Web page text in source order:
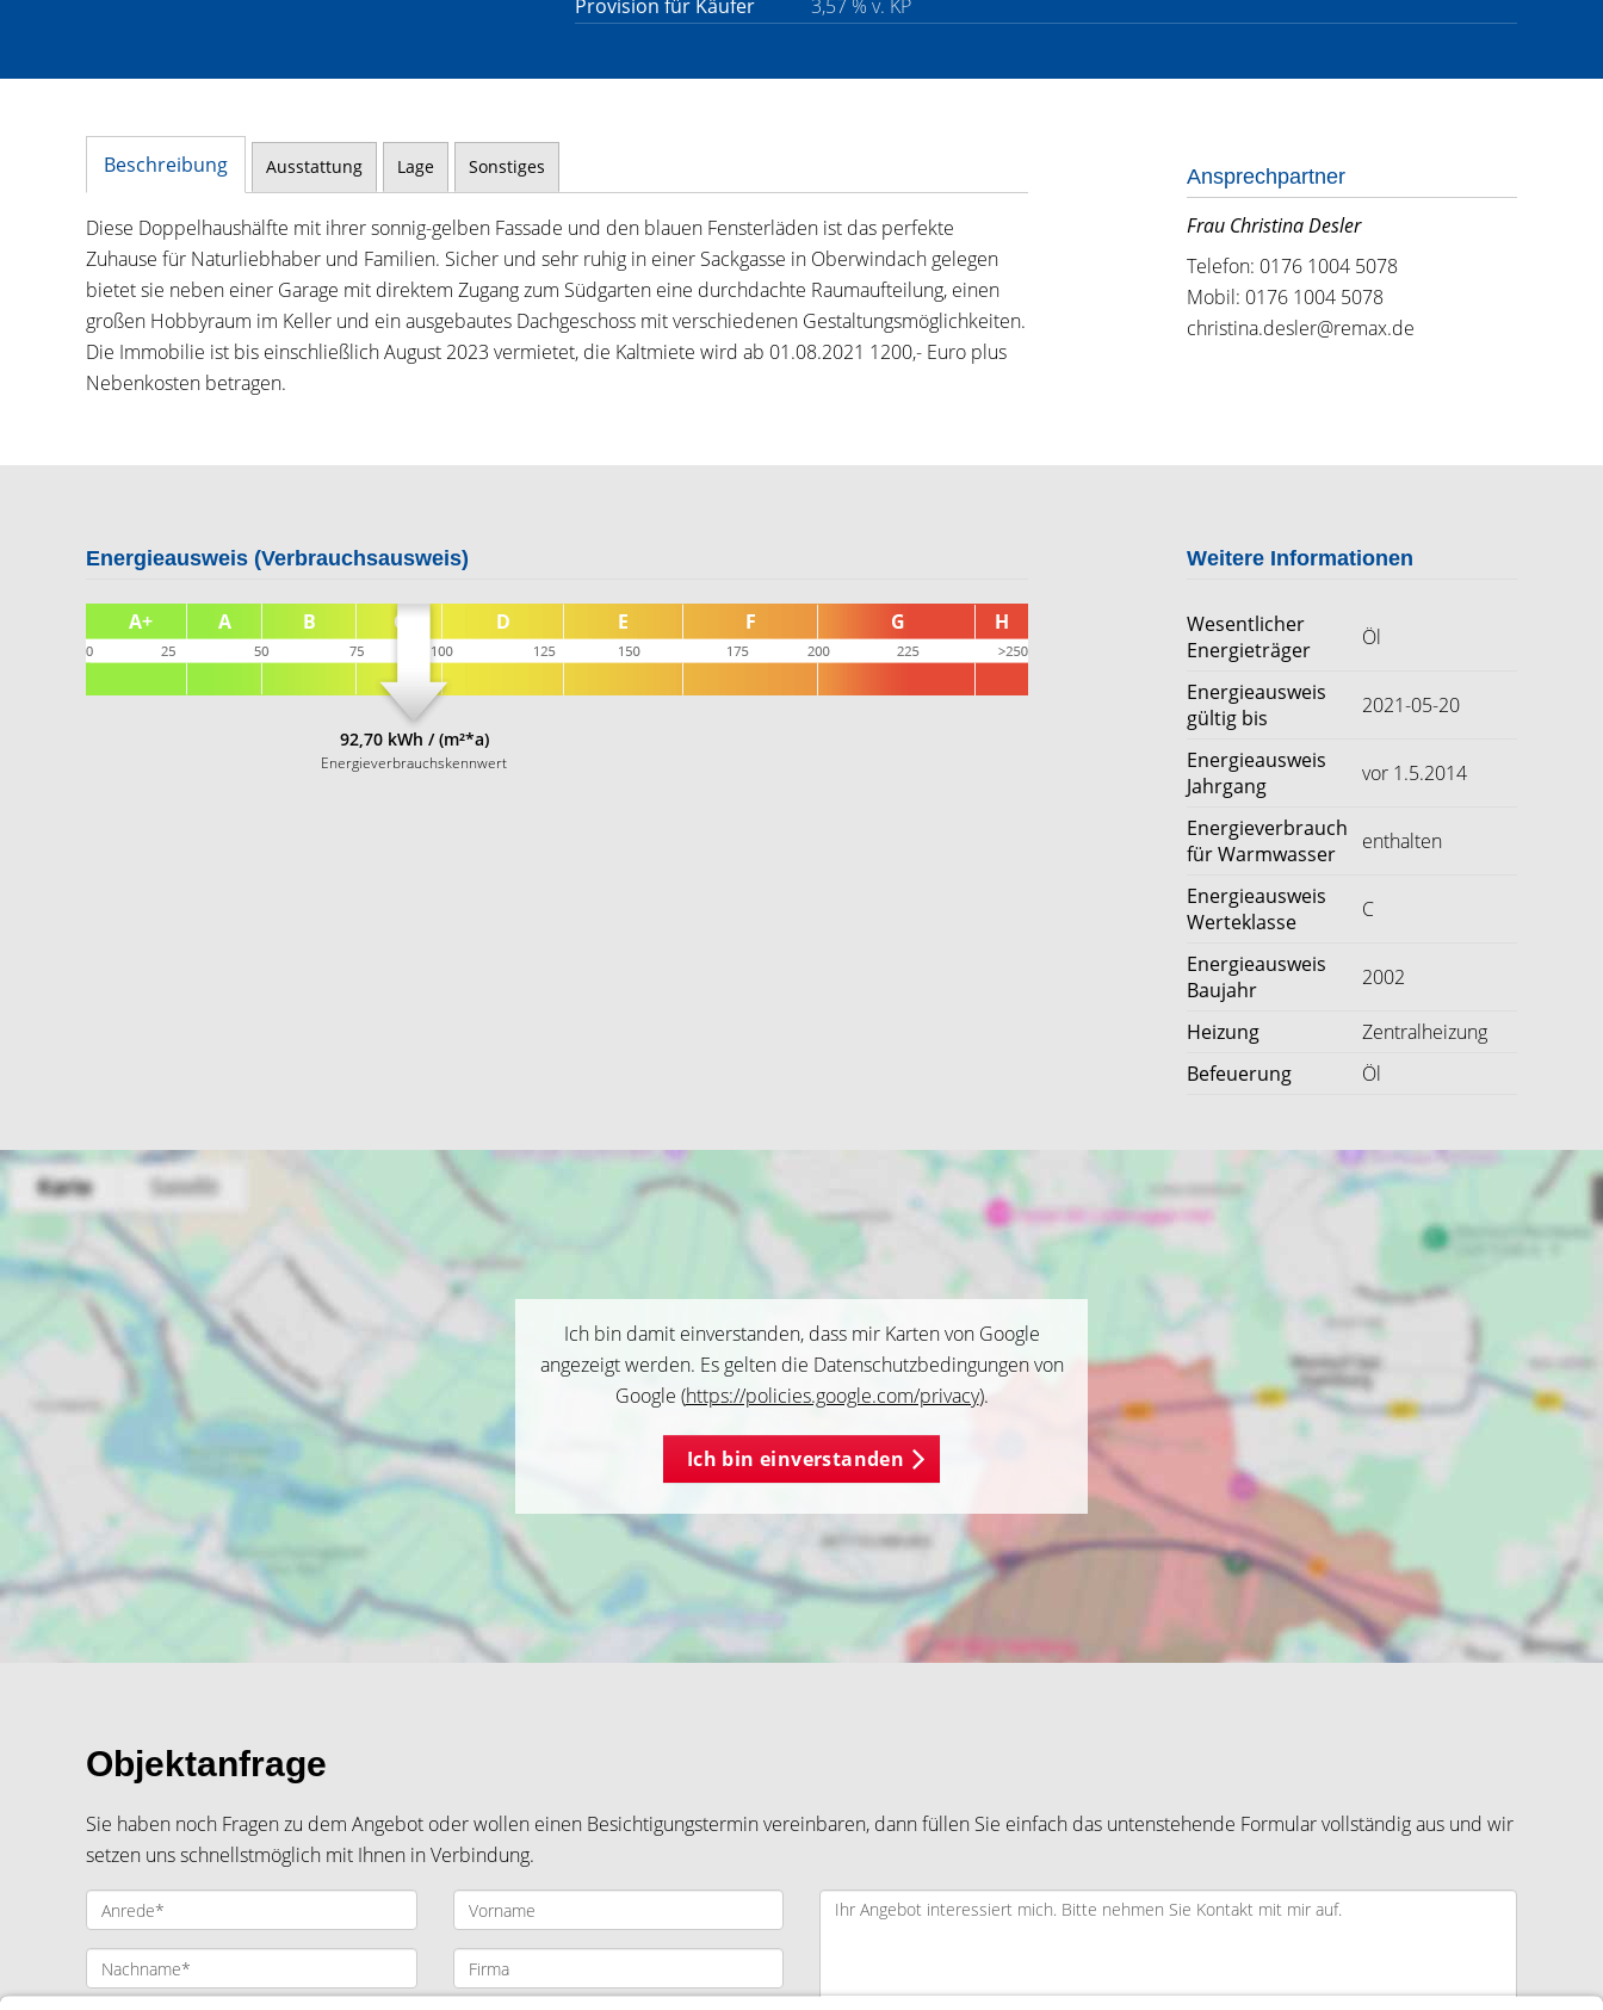
Provision für Käufer
3,57 % v. KP
Beschreibung Ausstattung Lage Sonstiges
Diese Doppelhaushälfte mit ihrer sonnig-gelben Fassade und den blauen Fensterläden ist das perfekte
Zuhause für Naturliebhaber und Familien. Sicher und sehr ruhig in einer Sackgasse in Oberwindach gelegen
bietet sie neben einer Garage mit direktem Zugang zum Südgarten eine durchdachte Raumaufteilung, einen
großen Hobbyraum im Keller und ein ausgebautes Dachgeschoss mit verschiedenen Gestaltungsmöglichkeiten.
Die Immobilie ist bis einschließlich August 2023 vermietet, die Kaltmiete wird ab 01.08.2021 1200,- Euro plus
Nebenkosten betragen.
Ansprechpartner
Frau Christina Desler
Telefon: 0176 1004 5078
Mobil: 0176 1004 5078
christina.desler@remax.de
Energieausweis (Verbrauchsausweis)
92,70 kWh / (m²*a)
Energieverbrauchskennwert
Weitere Informationen
Wesentlicher
Energieträger
Öl
Energieausweis
gültig bis
2021-05-20
Energieausweis
Jahrgang
vor 1.5.2014
Energieverbrauch
für Warmwasser
enthalten
Energieausweis
Werteklasse
C
Energieausweis
Baujahr
2002
Heizung
Zentralheizung
Befeuerung
Öl
Ich bin damit einverstanden, dass mir Karten von Google
angezeigt werden. Es gelten die Datenschutzbedingungen von
Google (https://policies.google.com/privacy).
Ich bin einverstanden
Objektanfrage
Sie haben noch Fragen zu dem Angebot oder wollen einen Besichtigungstermin vereinbaren, dann füllen Sie einfach das untenstehende Formular vollständig aus und wir
setzen uns schnellstmöglich mit Ihnen in Verbindung.